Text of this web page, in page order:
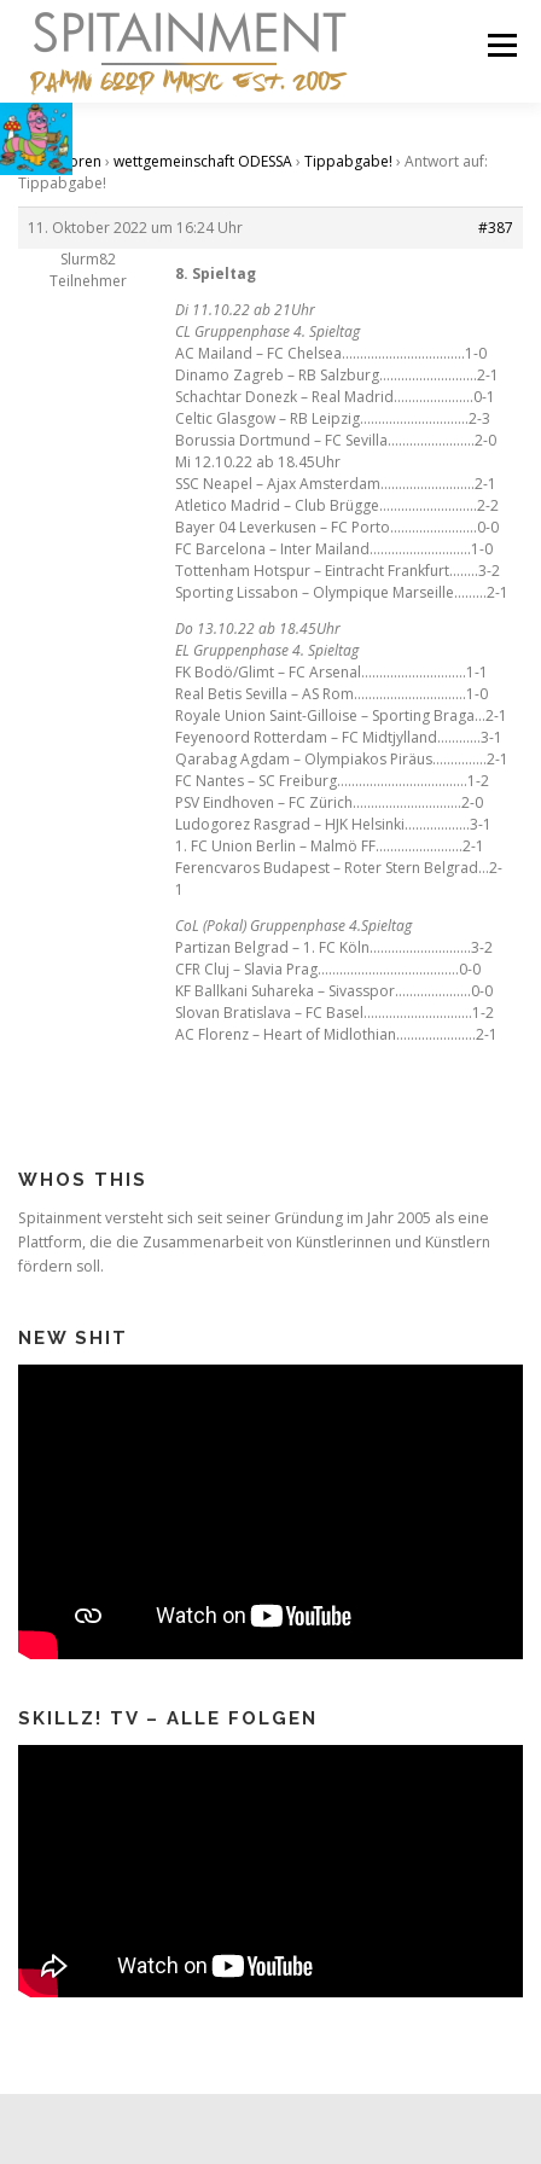
springen
Menü
STARTSEITE
Start›Foren › wettgemeinschaft ODESSA› Tippabgabe! › Antwort auf:
Tippabgabe!
11. Oktober 2022 um 16:24 Uhr
#387
Slurm82
Teilnehmer
8. Spieltag
Di 11.10.22 ab 21Uhr
CL Gruppenphase 4. Spieltag
AC Mailand – FC Chelsea…………………………….1-0
Dinamo Zagreb – RB Salzburg………………………2-1
Schachtar Donezk – Real Madrid………………….0-1
Celtic Glasgow – RB Leipzig…………………………2-3
Borussia Dortmund – FC Sevilla……………………2-0
Mi 12.10.22 ab 18.45Uhr
SSC Neapel – Ajax Amsterdam……………………..2-1
Atletico Madrid – Club Brügge………………………2-2
Bayer 04 Leverkusen – FC Porto……………………0-0
FC Barcelona – Inter Mailand……………………….1-0
Tottenham Hotspur – Eintracht Frankfurt……..3-2
Sporting Lissabon – Olympique Marseille………2-1
Do 13.10.22 ab 18.45Uhr
EL Gruppenphase 4. Spieltag
FK Bodö/Glimt – FC Arsenal………………………..1-1
Real Betis Sevilla – AS Rom………………………….1-0
Royale Union Saint-Gilloise – Sporting Braga…2-1
Feyenoord Rotterdam – FC Midtjylland…………3-1
Qarabag Agdam – Olympiakos Piräus……………2-1
FC Nantes – SC Freiburg………………………………1-2
PSV Eindhoven – FC Zürich…………………………2-0
Ludogorez Rasgrad – HJK Helsinki………………3-1
1. FC Union Berlin – Malmö FF……………………2-1
Ferencvaros Budapest – Roter Stern Belgrad…2-
1
CoL (Pokal) Gruppenphase 4.Spieltag
Partizan Belgrad – 1. FC Köln……………………….3-2
CFR Cluj – Slavia Prag…………………………………0-0
KF Ballkani Suhareka – Sivasspor…………………0-0
Slovan Bratislava – FC Basel…………………………1-2
AC Florenz – Heart of Midlothian………………….2-1
WHOS THIS
Spitainment versteht sich seit seiner Gründung im Jahr 2005 als eine
Plattform, die die Zusammenarbeit von Künstlerinnen und Künstlern
fördern soll.
NEW SHIT
SKILLZ! TV – ALLE FOLGEN